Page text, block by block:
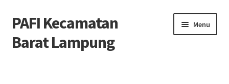
Skip
to
navigation
Skip
to
content
PAFI Kecamatan
Barat Lampung
Menu